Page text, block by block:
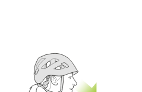
informations de la
pouvoir comprendre
d’informations.
Maîtriser ces
formation et un